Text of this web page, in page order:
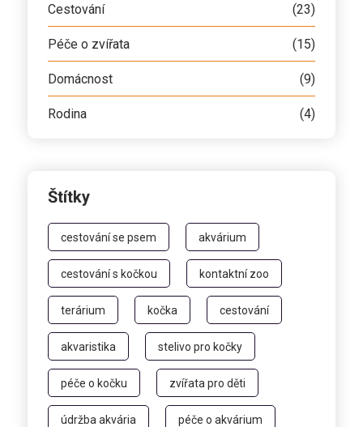
Cestování (23)
Péče o zvířata (15)
Domácnost (9)
Rodina (4)
Štítky
cestování se psem akvárium
cestování s kočkou kontaktní zoo
terárium kočka cestování
akvaristika stelivo pro kočky
péče o kočku zvířata pro děti
údržba akvária péče o akvárium